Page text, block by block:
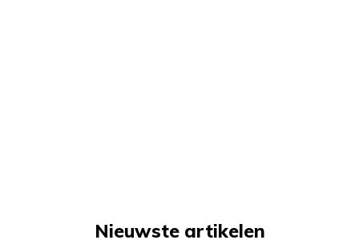
Nieuwste artikelen